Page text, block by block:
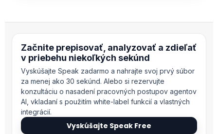
Začnite prepisovať, analyzovať a zdieľať
v priebehu niekoľkých sekúnd
Vyskúšajte Speak zadarmo a nahrajte svoj prvý súbor
za menej ako 30 sekúnd. Alebo si rezervujte
konzultáciu o nasadení pracovných postupov agentov
AI, vkladaní s použitím white-label funkcií a vlastných
integrácií.
Vyskúšajte Speak Free